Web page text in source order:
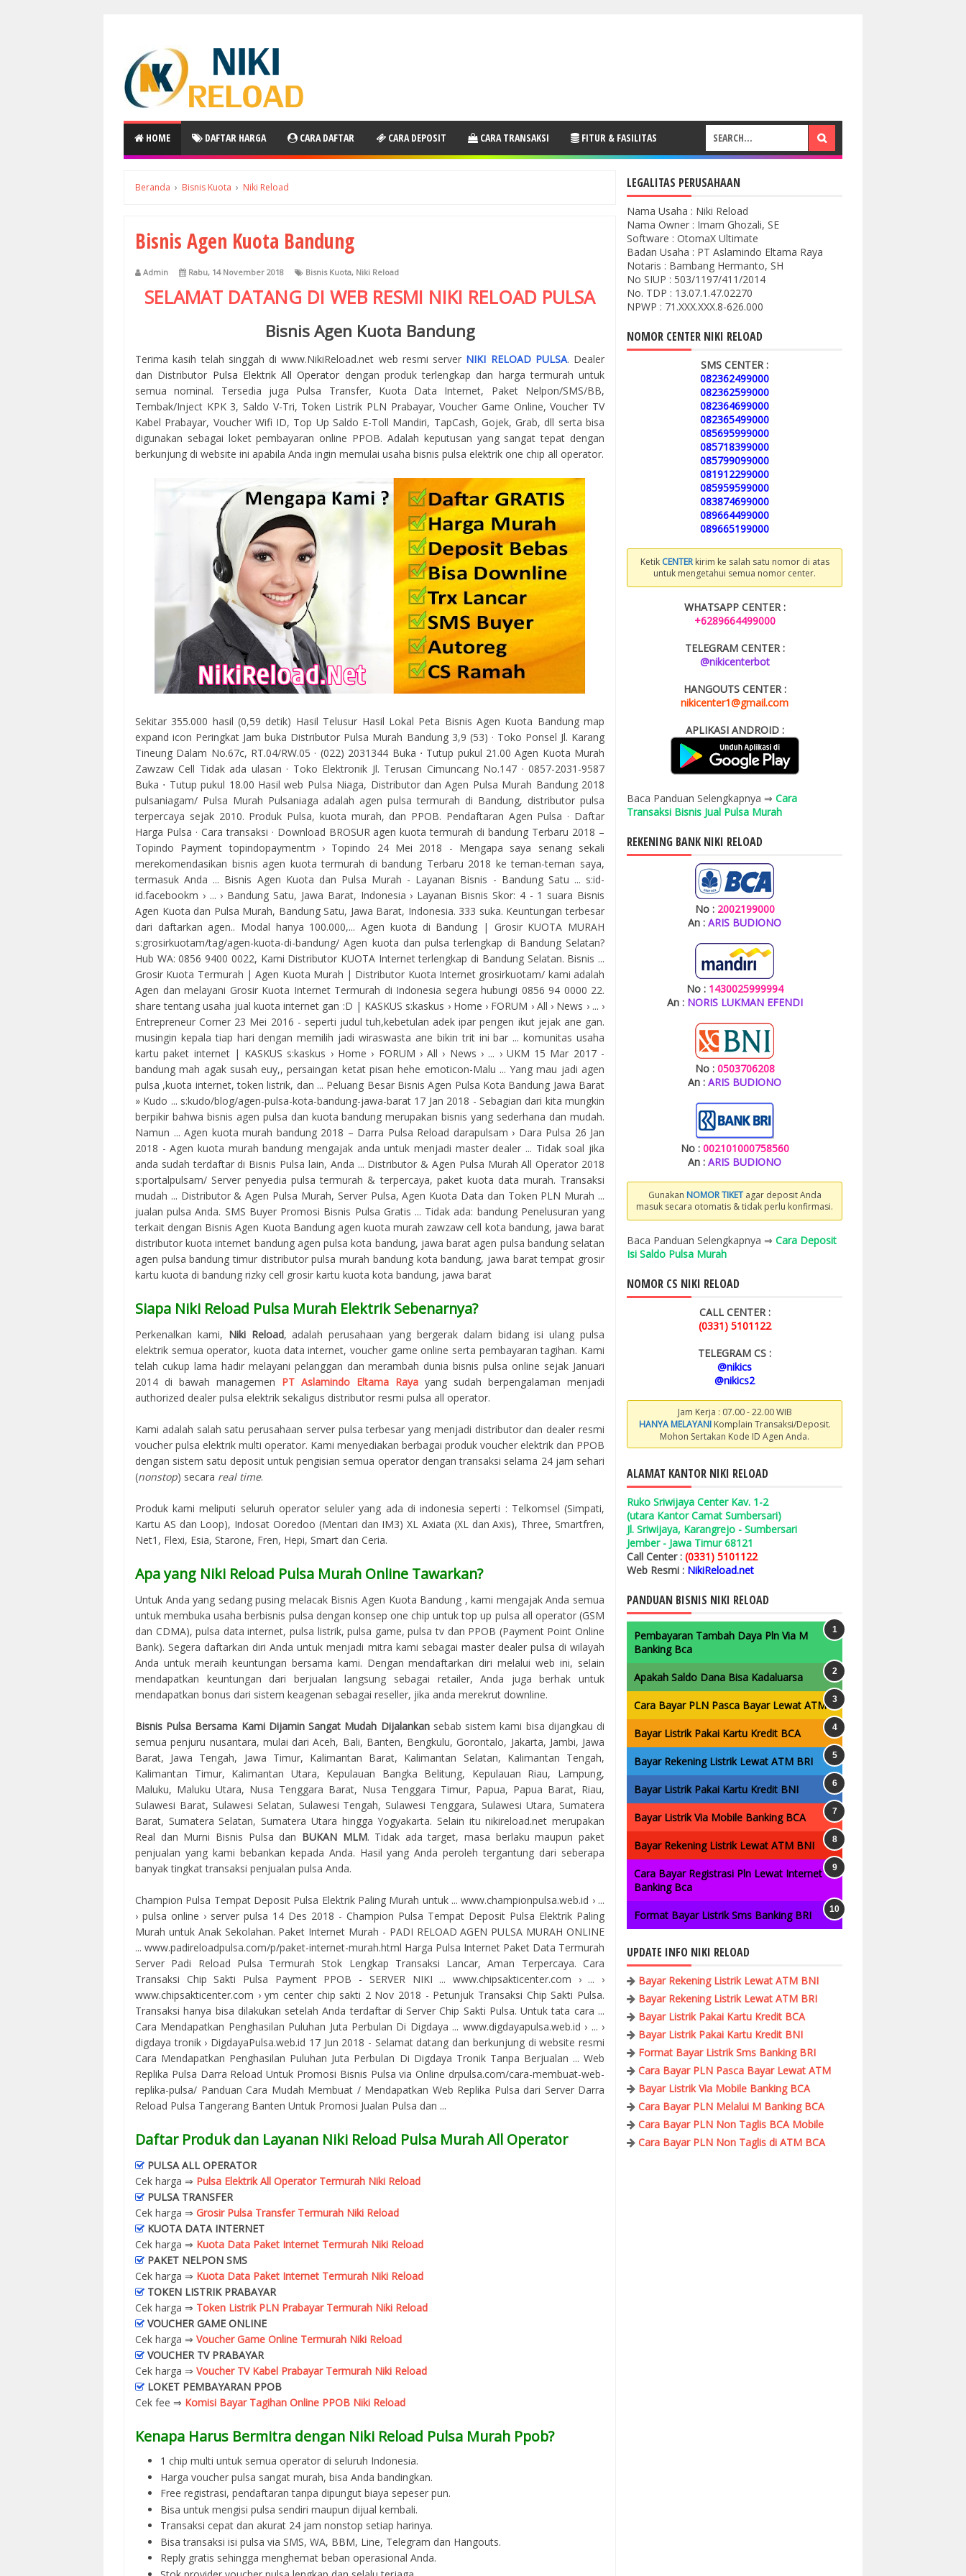
HOME DAFTAR HARGA CARA DAFTAR CARA DEPOSIT CARA TRANSAKSI FITUR & FASILITAS
Beranda › Bisnis Kuota › Niki Reload
Bisnis Agen Kuota Bandung
Admin Rabu, 14 November 2018 Bisnis Kuota, Niki Reload
SELAMAT DATANG DI WEB RESMI NIKI RELOAD PULSA
Bisnis Agen Kuota Bandung
Terima kasih telah singgah di www.NikiReload.net web resmi server NIKI RELOAD PULSA. Dealer
dan Distributor Pulsa Elektrik All Operator dengan produk terlengkap dan harga termurah untuk
semua nominal. Tersedia juga Pulsa Transfer, Kuota Data Internet, Paket Nelpon/SMS/BB,
Tembak/Inject KPK 3, Saldo V-Tri, Token Listrik PLN Prabayar, Voucher Game Online, Voucher TV
Kabel Prabayar, Voucher Wifi ID, Top Up Saldo E-Toll Mandiri, TapCash, Gojek, Grab, dll serta bisa
digunakan sebagai loket pembayaran online PPOB. Adalah keputusan yang sangat tepat dengan
berkunjung di website ini apabila Anda ingin memulai usaha bisnis pulsa elektrik one chip all operator.
Sekitar 355.000 hasil (0,59 detik) Hasil Telusur Hasil Lokal Peta Bisnis Agen Kuota Bandung map
expand icon Peringkat Jam buka Distributor Pulsa Murah Bandung 3,9 (53) · Toko Ponsel Jl. Karang
Tineung Dalam No.67c, RT.04/RW.05 · (022) 2031344 Buka ⋅ Tutup pukul 21.00 Agen Kuota Murah
Zawzaw Cell Tidak ada ulasan · Toko Elektronik Jl. Terusan Cimuncang No.147 · 0857-2031-9587
Buka ⋅ Tutup pukul 18.00 Hasil web Pulsa Niaga, Distributor dan Agen Pulsa Murah Bandung 2018
pulsaniagam/ Pulsa Murah Pulsaniaga adalah agen pulsa termurah di Bandung, distributor pulsa
terpercaya sejak 2010. Produk Pulsa, kuota murah, dan PPOB. ‎Pendaftaran Agen Pulsa · ‎Daftar
Harga Pulsa · ‎Cara transaksi · ‎Download BROSUR agen kuota termurah di bandung Terbaru 2018 –
Topindo Payment topindopaymentm › Topindo 24 Mei 2018 - Mengapa saya senang sekali
merekomendasikan bisnis agen kuota termurah di bandung Terbaru 2018 ke teman-teman saya,
termasuk Anda ... Bisnis Agen Kuota dan Pulsa Murah - Layanan Bisnis - Bandung Satu ... s:id-
id.facebookm › ... › Bandung Satu, Jawa Barat, Indonesia › Layanan Bisnis Skor: 4 - ‎1 suara Bisnis
Agen Kuota dan Pulsa Murah, Bandung Satu, Jawa Barat, Indonesia. 333 suka. Keuntungan terbesar
dari daftarkan agen.. Modal hanya 100.000,... Agen kuota di Bandung | Grosir KUOTA MURAH
s:grosirkuotam/tag/agen-kuota-di-bandung/ Agen kuota dan pulsa terlengkap di Bandung Selatan?
Hub WA: 0856 9400 0022, Kami Distributor KUOTA Internet terlengkap di Bandung Selatan. Bisnis ...
Grosir Kuota Termurah | Agen Kuota Murah | Distributor Kuota Internet grosirkuotam/ kami adalah
Agen dan melayani Grosir Kuota Internet Termurah di Indonesia segera hubungi 0856 94 0000 22.
share tentang usaha jual kuota internet gan :D | KASKUS s:kaskus › Home › FORUM › All › News › ... ›
Entrepreneur Corner 23 Mei 2016 - seperti judul tuh,kebetulan adek ipar pengen ikut jejak ane gan.
musingin kepala tiap hari dengan memilih jadi wiraswasta ane bikin trit ini bar ... komunitas usaha
kartu paket internet | KASKUS s:kaskus › Home › FORUM › All › News › ... › UKM 15 Mar 2017 -
bandung mah agak susah euy,, persaingan ketat pisan hehe emoticon-Malu ... Yang mau jadi agen
pulsa ,kuota internet, token listrik, dan ... Peluang Besar Bisnis Agen Pulsa Kota Bandung Jawa Barat
» Kudo ... s:kudo/blog/agen-pulsa-kota-bandung-jawa-barat 17 Jan 2018 - Sebagian dari kita mungkin
berpikir bahwa bisnis agen pulsa dan kuota bandung merupakan bisnis yang sederhana dan mudah.
Namun ... Agen kuota murah bandung 2018 – Darra Pulsa Reload darapulsam › Dara Pulsa 26 Jan
2018 - Agen kuota murah bandung mengajak anda untuk menjadi master dealer ... Tidak soal jika
anda sudah terdaftar di Bisnis Pulsa lain, Anda ... Distributor & Agen Pulsa Murah All Operator 2018
s:portalpulsam/ Server penyedia pulsa termurah & terpercaya, paket kuota data murah. Transaksi
mudah ... Distributor & Agen Pulsa Murah, Server Pulsa, Agen Kuota Data dan Token PLN Murah ...
jualan pulsa Anda. SMS Buyer Promosi Bisnis Pulsa Gratis ... Tidak ada: bandung Penelusuran yang
terkait dengan Bisnis Agen Kuota Bandung agen kuota murah zawzaw cell kota bandung, jawa barat
distributor kuota internet bandung agen pulsa kota bandung, jawa barat agen pulsa bandung selatan
agen pulsa bandung timur distributor pulsa murah bandung kota bandung, jawa barat tempat grosir
kartu kuota di bandung rizky cell grosir kartu kuota kota bandung, jawa barat
Siapa Niki Reload Pulsa Murah Elektrik Sebenarnya?
Perkenalkan kami, Niki Reload, adalah perusahaan yang bergerak dalam bidang isi ulang pulsa
elektrik semua operator, kuota data internet, voucher game online serta pembayaran tagihan. Kami
telah cukup lama hadir melayani pelanggan dan merambah dunia bisnis pulsa online sejak Januari
2014 di bawah managemen PT Aslamindo Eltama Raya yang sudah berpengalaman menjadi
authorized dealer pulsa elektrik sekaligus distributor resmi pulsa all operator.
Kami adalah salah satu perusahaan server pulsa terbesar yang menjadi distributor dan dealer resmi
voucher pulsa elektrik multi operator. Kami menyediakan berbagai produk voucher elektrik dan PPOB
dengan sistem satu deposit untuk pengisian semua operator dengan transaksi selama 24 jam sehari
(nonstop) secara real time.
Produk kami meliputi seluruh operator seluler yang ada di indonesia seperti : Telkomsel (Simpati,
Kartu AS dan Loop), Indosat Ooredoo (Mentari dan IM3) XL Axiata (XL dan Axis), Three, Smartfren,
Net1, Flexi, Esia, Starone, Fren, Hepi, Smart dan Ceria.
Apa yang Niki Reload Pulsa Murah Online Tawarkan?
Untuk Anda yang sedang pusing melacak Bisnis Agen Kuota Bandung , kami mengajak Anda semua
untuk membuka usaha berbisnis pulsa dengan konsep one chip untuk top up pulsa all operator (GSM
dan CDMA), pulsa data internet, pulsa listrik, pulsa game, pulsa tv dan PPOB (Payment Point Online
Bank). Segera daftarkan diri Anda untuk menjadi mitra kami sebagai master dealer pulsa di wilayah
Anda untuk meraih keuntungan bersama kami. Dengan mendaftarkan diri melalui web ini, selain
mendapatkan keuntungan dari berjualan langsung sebagai retailer, Anda juga berhak untuk
mendapatkan bonus dari sistem keagenan sebagai reseller, jika anda merekrut downline.
Bisnis Pulsa Bersama Kami Dijamin Sangat Mudah Dijalankansebab sistem kami bisa dijangkau di
semua penjuru nusantara, mulai dari Aceh, Bali, Banten, Bengkulu, Gorontalo, Jakarta, Jambi, Jawa
Barat, Jawa Tengah, Jawa Timur, Kalimantan Barat, Kalimantan Selatan, Kalimantan Tengah,
Kalimantan Timur, Kalimantan Utara, Kepulauan Bangka Belitung, Kepulauan Riau, Lampung,
Maluku, Maluku Utara, Nusa Tenggara Barat, Nusa Tenggara Timur, Papua, Papua Barat, Riau,
Sulawesi Barat, Sulawesi Selatan, Sulawesi Tengah, Sulawesi Tenggara, Sulawesi Utara, Sumatera
Barat, Sumatera Selatan, Sumatera Utara hingga Yogyakarta. Selain itu nikireload.net merupakan
Real dan Murni Bisnis Pulsa dan BUKAN MLM. Tidak ada target, masa berlaku maupun paket
penjualan yang kami bebankan kepada Anda. Hasil yang Anda peroleh tergantung dari seberapa
banyak tingkat transaksi penjualan pulsa Anda.
Champion Pulsa Tempat Deposit Pulsa Elektrik Paling Murah untuk ... www.championpulsa.web.id › ...
› pulsa online › server pulsa 14 Des 2018 - Champion Pulsa Tempat Deposit Pulsa Elektrik Paling
Murah untuk Anak Sekolahan. Paket Internet Murah - PADI RELOAD AGEN PULSA MURAH ONLINE
... www.padireloadpulsa.com/p/paket-internet-murah.html Harga Pulsa Internet Paket Data Termurah
Server Padi Reload Pulsa Termurah Stok Lengkap Transaksi Lancar, Aman Terpercaya. Cara
Transaksi Chip Sakti Pulsa Payment PPOB - SERVER NIKI ... www.chipsakticenter.com › ... ›
www.chipsakticenter.com › ym center chip sakti 2 Nov 2018 - Petunjuk Transaksi Chip Sakti Pulsa.
Transaksi hanya bisa dilakukan setelah Anda terdaftar di Server Chip Sakti Pulsa. Untuk tata cara ...
Cara Mendapatkan Penghasilan Puluhan Juta Perbulan Di Digdaya ... www.digdayapulsa.web.id › ... ›
digdaya tronik › DigdayaPulsa.web.id 17 Jun 2018 - Selamat datang dan berkunjung di website resmi
Cara Mendapatkan Penghasilan Puluhan Juta Perbulan Di Digdaya Tronik Tanpa Berjualan ... Web
Replika Pulsa Darra Reload Untuk Promosi Bisnis Pulsa via Online drpulsa.com/cara-membuat-web-
replika-pulsa/ Panduan Cara Mudah Membuat / Mendapatkan Web Replika Pulsa dari Server Darra
Reload Pulsa Tangerang Banten Untuk Promosi Jualan Pulsa dan ...
Daftar Produk dan Layanan Niki Reload Pulsa Murah All Operator
PULSA ALL OPERATOR
Cek harga ⇒ Pulsa Elektrik All Operator Termurah Niki Reload
PULSA TRANSFER
Cek harga ⇒ Grosir Pulsa Transfer Termurah Niki Reload
KUOTA DATA INTERNET
Cek harga ⇒ Kuota Data Paket Internet Termurah Niki Reload
PAKET NELPON SMS
Cek harga ⇒ Kuota Data Paket Internet Termurah Niki Reload
TOKEN LISTRIK PRABAYAR
Cek harga ⇒ Token Listrik PLN Prabayar Termurah Niki Reload
VOUCHER GAME ONLINE
Cek harga ⇒ Voucher Game Online Termurah Niki Reload
VOUCHER TV PRABAYAR
Cek harga ⇒ Voucher TV Kabel Prabayar Termurah Niki Reload
LOKET PEMBAYARAN PPOB
Cek fee ⇒ Komisi Bayar Tagihan Online PPOB Niki Reload
Kenapa Harus Bermitra dengan Niki Reload Pulsa Murah Ppob?
1 chip multi untuk semua operator di seluruh Indonesia.
Harga voucher pulsa sangat murah, bisa Anda bandingkan.
Free registrasi, pendaftaran tanpa dipungut biaya sepeser pun.
Bisa untuk mengisi pulsa sendiri maupun dijual kembali.
Transaksi cepat dan akurat 24 jam nonstop setiap harinya.
Bisa transaksi isi pulsa via SMS, WA, BBM, Line, Telegram dan Hangouts.
Reply gratis sehingga menghemat beban operasional Anda.
LEGALITAS PERUSAHAAN
Nama Usaha : Niki Reload
Nama Owner : Imam Ghozali, SE
Software : OtomaX Ultimate
Badan Usaha : PT Aslamindo Eltama Raya
Notaris : Bambang Hermanto, SH
No SIUP : 503/1197/411/2014
No. TDP : 13.07.1.47.02270
NPWP : 71.XXX.XXX.8-626.000
NOMOR CENTER NIKI RELOAD
SMS CENTER :
082362499000
082362599000
082364699000
082365499000
085695999000
085718399000
085799099000
081912299000
085959599000
083874699000
089664499000
089665199000
Ketik CENTERkirim ke salah satu nomor di atas
untuk mengetahui semua nomor center.
WHATSAPP CENTER :
+6289664499000
TELEGRAM CENTER :
@nikicenterbot
HANGOUTS CENTER :
nikicenter1@gmail.com
APLIKASI ANDROID :
Baca Panduan Selengkapnya ⇒ Cara
Transaksi Bisnis Jual Pulsa Murah
REKENING BANK NIKI RELOAD
No : 2002199000
An : ARIS BUDIONO
No : 1430025999994
An : NORIS LUKMAN EFENDI
No : 0503706208
An : ARIS BUDIONO
No : 002101000758560
An : ARIS BUDIONO
Gunakan NOMOR TIKETagar deposit Anda
masuk secara otomatis & tidak perlu konfirmasi.
Baca Panduan Selengkapnya ⇒ Cara Deposit
Isi Saldo Pulsa Murah
NOMOR CS NIKI RELOAD
CALL CENTER :
(0331) 5101122
TELEGRAM CS :
@nikics
@nikics2
Jam Kerja : 07.00 - 22.00 WIB
HANYA MELAYANIKomplain Transaksi/Deposit.
Mohon Sertakan Kode ID Agen Anda.
ALAMAT KANTOR NIKI RELOAD
Ruko Sriwijaya Center Kav. 1-2
(utara Kantor Camat Sumbersari)
Jl. Sriwijaya, Karangrejo - Sumbersari
Jember - Jawa Timur 68121
Call Center : (0331) 5101122
Web Resmi : NikiReload.net
PANDUAN BISNIS NIKI RELOAD
Pembayaran Tambah Daya Pln Via M
Banking Bca
Apakah Saldo Dana Bisa Kadaluarsa
Cara Bayar PLN Pasca Bayar Lewat ATM
Bayar Listrik Pakai Kartu Kredit BCA
Bayar Rekening Listrik Lewat ATM BRI
Bayar Listrik Pakai Kartu Kredit BNI
Bayar Listrik Via Mobile Banking BCA
Bayar Rekening Listrik Lewat ATM BNI
Cara Bayar Registrasi Pln Lewat Internet
Banking Bca
Format Bayar Listrik Sms Banking BRI
UPDATE INFO NIKI RELOAD
Bayar Rekening Listrik Lewat ATM BNI
Bayar Rekening Listrik Lewat ATM BRI
Bayar Listrik Pakai Kartu Kredit BCA
Bayar Listrik Pakai Kartu Kredit BNI
Format Bayar Listrik Sms Banking BRI
Cara Bayar PLN Pasca Bayar Lewat ATM
Bayar Listrik Via Mobile Banking BCA
Cara Bayar PLN Melalui M Banking BCA
Cara Bayar PLN Non Taglis BCA Mobile
Cara Bayar PLN Non Taglis di ATM BCA